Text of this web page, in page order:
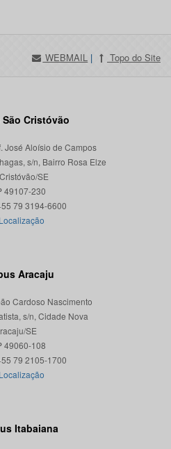
WEBMAIL | Topo do Site
Cristóvão
José Aloísio de Campos
s/n, Bairro Rosa Elze
SE
49107-230
Localização
Aracaju
Cardoso Nascimento
s/n, Cidade Nova
SE
49060-108
Localização
Itabaiana